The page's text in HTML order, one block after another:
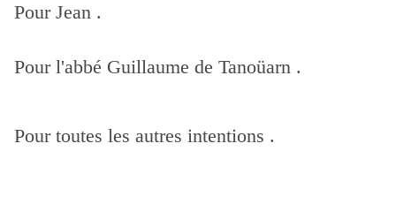
Pour Jean .
Pour l'abbé Guillaume de Tanoüarn .
Pour toutes les autres intentions .